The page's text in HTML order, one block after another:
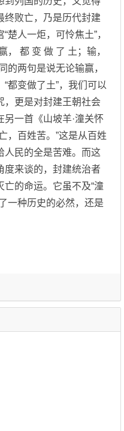
终败亡，乃是历代封建
楚人一炬，可怜焦土”，
， 都 变 做 了 土；输，
的两句是说无论输赢，
都变做了土”，我们可以
，更是对封建王朝社会
一首《山坡羊·潼关怀
，百姓苦。”这是从百姓
人民的全是苦难。而这
度来谈的，封建统治者
的命运。它虽不及“潼
一种历史的必然，还是